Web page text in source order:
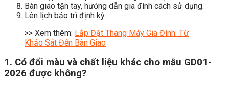
Bàn giao tận tay, hướng dẫn gia đình cách sử dụng.
Lên lịch bảo trì định kỳ.
>> Xem thêm: Lắp Đặt Thang Máy Gia Đình: Từ
Khảo Sát Đến Bàn Giao
1. Có đổi màu và chất liệu khác cho mẫu GD01-
2026 được không?